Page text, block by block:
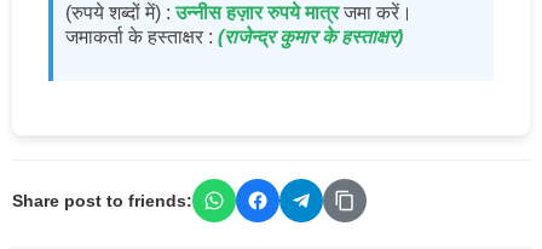
(रुपये शब्दों में) :उन्नीस हज़ार रुपये मात्रजमा करें।
जमाकर्ता के हस्ताक्षर : (राजेन्द्र कुमार के हस्ताक्षर)
Share post to friends: